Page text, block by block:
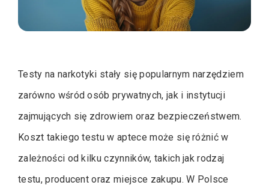
Testy na narkotyki stały się popularnym narzędziem
zarówno wśród osób prywatnych, jak i instytucji
zajmujących się zdrowiem oraz bezpieczeństwem.
Koszt takiego testu w aptece może się różnić w
zależności od kilku czynników, takich jak rodzaj
testu, producent oraz miejsce zakupu. W Polsce